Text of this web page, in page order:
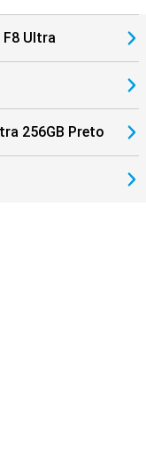
F8 Ultra
256GB Preto